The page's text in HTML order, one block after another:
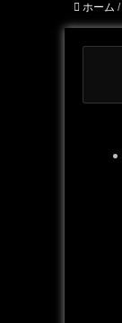
ホーム /